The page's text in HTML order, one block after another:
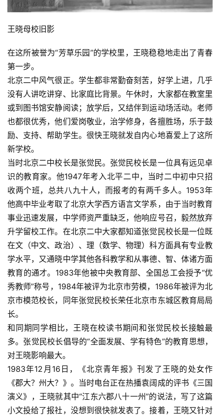
王晓母校旧影
在这所被誉为“芳草乐园”的学校里，王晓稳稳地走出了青春
第一步。
北京二中风气很正。学生都非常勤奋刻苦，好学上进，几乎
没有人讲吃讲穿、比家庭比背景。午休时，大家都在教室里
或到图书馆安静阅读；放学后，又结伴到运动场活动。老师
也都很优秀，他们爱岗敬业，治学修身，各擅胜场，乐于鼓
励、支持、帮助学生。很快王晓就发自内心地喜爱上了这所
新学校。
当时北京二中校长是张觉民。张觉民校长是一位具有远见卓
识的教育家。他1947年考入北平二中，当时二中初中只招
收两个班，总共八九十人，而报考的有两千多人。1953年
他高中毕业考取了北京大学西方语言文学系，由于当时教育
事业迅速发展，中学师资严重缺乏，他响应号召，毅然放弃
升学留校工作。在北京二中大家都知道张觉民校长是一位既
在文（中文、政治）、理（数学、物理）科方面具有专业教
学水平，又通晓中学其他各科教学和从事德、智、体诸方面
教育的通才。1983年他被中央教育部、全国总工会授予“优
秀教师”称号，1984年被评为北京市劳模，1986年被评为北
京市模范校长，同年张觉民校长荣任北京市东城区教育局局
长。
和同期同学相比，王晓在校读书期间和张觉民校长接触最
多。张觉民校长倡导的“全面发展、学有特色”的教育思想，
对王晓影响最大。
1983年12月16日，《北京青年报》刊发了王晓的处女作
《郡大？州大？》。当时电台正在热播袁阔成的评书《三国
演义》，王晓就其中“江东六郡八十一州”的说法，写了这篇
小文投给了报社，没想到很快就发表了。接着，王晓又针对